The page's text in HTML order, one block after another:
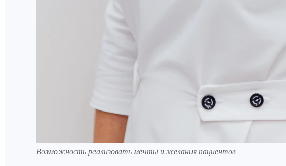
Возможность реализовать мечты и желания пациентов